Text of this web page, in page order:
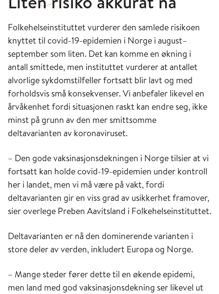
Folkehelseinstituttet vurderer den samlede risikoen
knyttet til covid-19-epidemien i Norge i august–
september som liten. Det kan komme en økning i
antall smittede, men instituttet vurderer at antallet
alvorlige sykdomstilfeller fortsatt blir lavt og med
forholdsvis små konsekvenser. Vi anbefaler likevel en
årvåkenhet fordi situasjonen raskt kan endre seg, ikke
minst på grunn av den mer smittsomme
deltavarianten av koronaviruset.
– Den gode vaksinasjonsdekningen i Norge tilsier at vi
fortsatt kan holde covid-19-epidemien under kontroll
her i landet, men vi må være på vakt, fordi
deltavarianten gir en viss grad av usikkerhet framover,
sier overlege Preben Aavitsland i Folkehelseinstituttet.
Deltavarianten er nå den dominerende varianten i
store deler av verden, inkludert Europa og Norge.
– Mange steder fører dette til en økende epidemi,
men land med god vaksinasjonsdekning ser likevel ut